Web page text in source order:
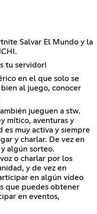
Salvar El Mundo y la
tu servidor!
en el que solo se
al juego, conocer
jueguen a stw.
mítico, aventuras y
es muy activa y siempre
y charlar. De vez en
algún sorteo.
o charlar por los
y de vez en
en algún vídeo
que puedes obtener
en eventos,